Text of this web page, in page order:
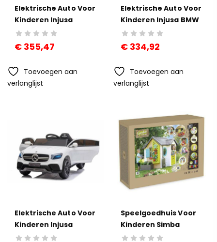
Elektrische Auto Voor
Kinderen Injusa
Aventador Svj Wit
€ 355,47
Toevoegen aan
verlanglijst
Elektrische Auto Voor
Kinderen Injusa BMW
507 Rood
€ 334,92
Toevoegen aan
verlanglijst
Elektrische Auto Voor
Kinderen Injusa
Mercedes Glc Wit
Speelgoedhuis Voor
Kinderen Simba
Garden House (128,5